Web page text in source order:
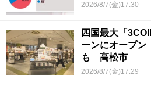
2026/8/7(金)17:30
四国最大「
ーンにオープ
も 高松市
2026/8/7(金)17:29